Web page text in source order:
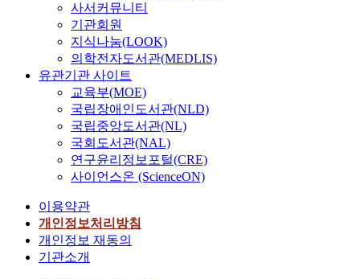
사서커뮤니티
기관회원
지식나눔(LOOK)
의학전자도서관(MEDLIS)
유관기관 사이트
교육부(MOE)
국립장애인도서관(NLD)
국립중앙도서관(NL)
국회도서관(NAL)
연구윤리정보포털(CRE)
사이언스온 (ScienceON)
이용약관
개인정보처리방침
개인정보 재동의
기관소개